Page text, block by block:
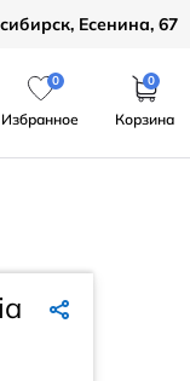
Есенина, 67
0
Избранное
0
Корзина